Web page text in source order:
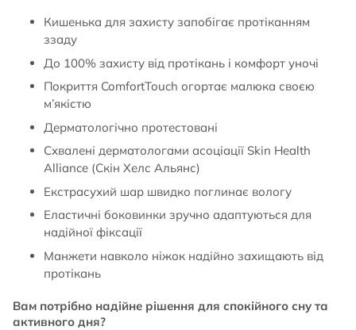
Кишенька для захисту запобігає протіканням
ззаду
До 100% захисту від протікань і комфорт уночі
Покриття ComfortTouch огортає малюка своєю
м’якістю
Дерматологічно протестовані
Схвалені дерматологами асоціації Skin Health
Alliance (Скін Хелс Альянс)
Екстрасухий шар швидко поглинає вологу
Еластичні боковинки зручно адаптуються для
надійної фіксації
Манжети навколо ніжок надійно захищають від
протікань
Вам потрібно надійне рішення для спокійного сну та
активного дня?